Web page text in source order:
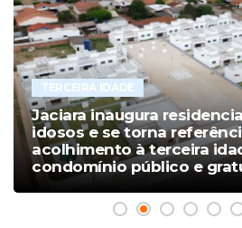
TERCEIRA IDADE
Jaciara inaugura
idosos e se torna
acolhimento à terceira
condomínio público e
exclusivamente para
Grosso oferece moradia
assistência à saúde e